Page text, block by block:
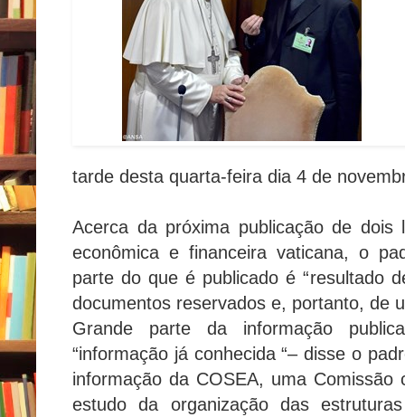
tarde desta quarta-feira dia 4 de
Acerca da próxima publicação de dois
econômica e financeira vaticana, o
parte do que é publicado é “resultado
documentos reservados e, portanto, de
Grande parte da informação
“informação já conhecida “– disse o
informação da COSEA, uma
estudo da organização das